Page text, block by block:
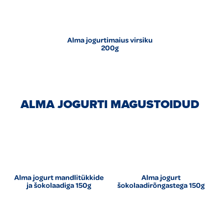
Alma jogurtimaius virsiku
200g
ALMA JOGURTI MAGUSTOIDUD
Alma jogurt mandlitükkide
ja šokolaadiga 150g
Alma jogurt
šokolaadirõngastega 150g